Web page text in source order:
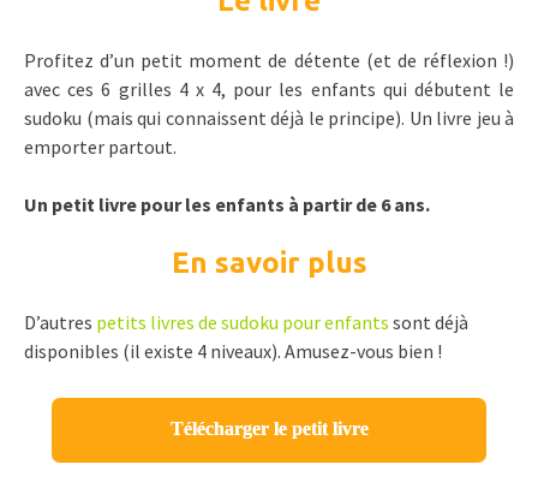
Profitez d’un petit moment de détente (et de réflexion !)
avec ces 6 grilles 4 x 4, pour les enfants qui débutent le
sudoku (mais qui connaissent déjà le principe). Un livre jeu à
emporter partout.
Un petit livre pour les enfants à partir de 6 ans.
En savoir plus
D’autres petits livres de sudoku pour enfants sont déjà
disponibles (il existe 4 niveaux). Amusez-vous bien !
Télécharger le petit livre